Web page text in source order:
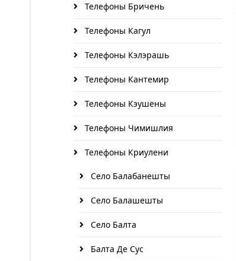
Телефоны Бричень
Телефоны Кагул
Телефоны Кэлэрашь
Телефоны Кантемир
Телефоны Кэушены
Телефоны Чимишлия
Телефоны Криулени
Село Балабанешты
Село Балашешты
Село Балта
Балта Де Сус